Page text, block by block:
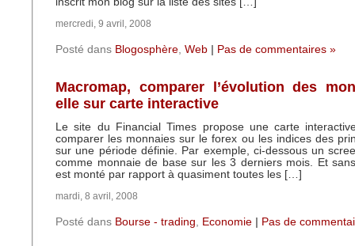
mercredi, 9 avril, 2008
Posté dans Blogosphère, Web Pas de commentaires »
Macromap, comparer l’évolution des
elle sur carte interactive
Le site du Financial Times propose une carte
comparer les monnaies sur le forex ou les indices des
sur une période définie. Par exemple, ci-dessous un
comme monnaie de base sur les 3 derniers mois. Et
est monté par rapport à quasiment toutes les […]
mardi, 8 avril, 2008
Posté dans Bourse - trading, Economie Pas de